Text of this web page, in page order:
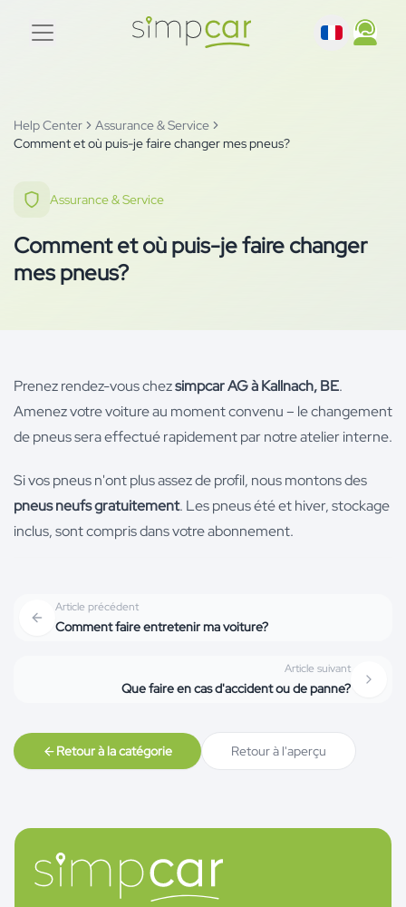
Help Center
Assurance & Service
Comment et où puis-je faire changer mes pneus?
Assurance & Service
Comment et où puis-je faire changer
mes pneus?
Prenez rendez-vous chezsimpcar AG à Kallnach, BE.
Amenez votre voiture au moment convenu – le changement
de pneus sera effectué rapidement par notre atelier interne.
Si vos pneus n'ont plus assez de profil, nous montons des
pneus neufs gratuitement. Les pneus été et hiver, stockage
inclus, sont compris dans votre abonnement.
Article précédent
Comment faire entretenir ma voiture?
Article suivant
Que faire en cas d'accident ou de panne?
Retour à la catégorie Retour à l'aperçu